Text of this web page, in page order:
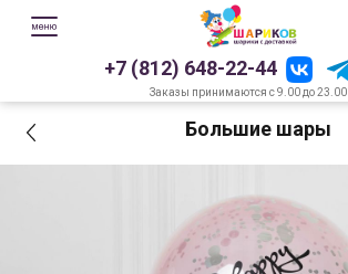
+7 (812) 648-22-44
Заказы принимаются с 9.00 до 23.00
Большие шары